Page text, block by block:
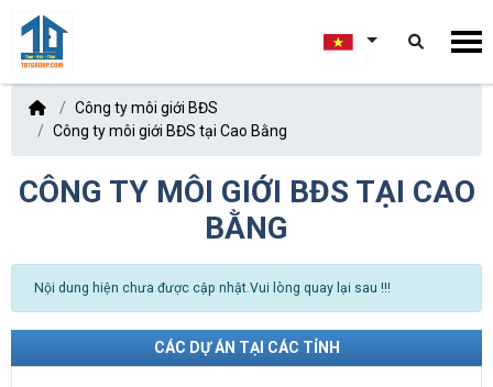
Công ty môi giới BĐS
Công ty môi giới BĐS tại Cao Bằng
CÔNG TY MÔI GIỚI BĐS TẠI CAO
BẰNG
Nội dung hiện chưa được cập nhật.Vui lòng quay lại sau !!!
CÁC DỰ ÁN TẠI CÁC TỈNH